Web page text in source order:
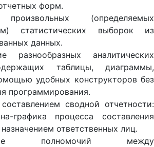
форм.
(определяемых
статистических выборок из
данных.
разнообразных аналитических
таблицы, диаграммы,
удобных конструкторов без
программирования.
сводной отчетности:
графика процесса составления
ответственных лиц.
полномочий между